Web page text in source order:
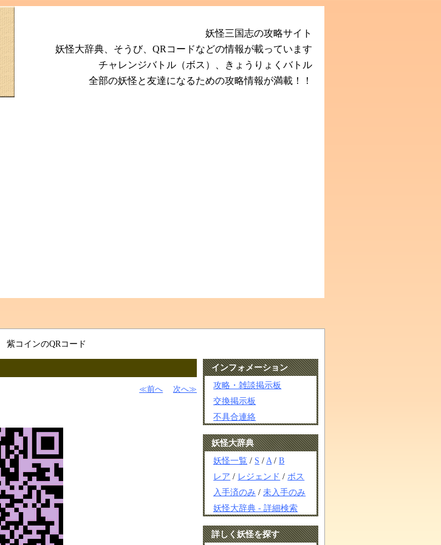
妖怪三国志の攻略サイト
妖怪大辞典、そうび、QRコードなどの情報が載っています
チャレンジバトル（ボス）、きょうりょくバトル
全部の妖怪と友達になるための攻略情報が満載！！
紫コインのQRコード
≪前へ 次へ≫
インフォメーション
攻略・雑談掲示板
交換掲示板
不具合連絡
妖怪大辞典
妖怪一覧 / S / A /B
レア / レジェンド / ボス
入手済のみ /未入手のみ
妖怪大辞典 - 詳細検索
詳しく妖怪を探す